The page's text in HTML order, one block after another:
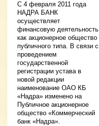
С 4 февраля 2011 года
НАДРА БАНК
осуществляет
финансовую деятельность
как акционерное общество
публичного типа. В связи с
проведением
государственной
регистрации устава в
новой редакции
наименование ОАО КБ
«Надра» изменено на
Публичное акционерное
общество «Коммерческий
банк «Надра».